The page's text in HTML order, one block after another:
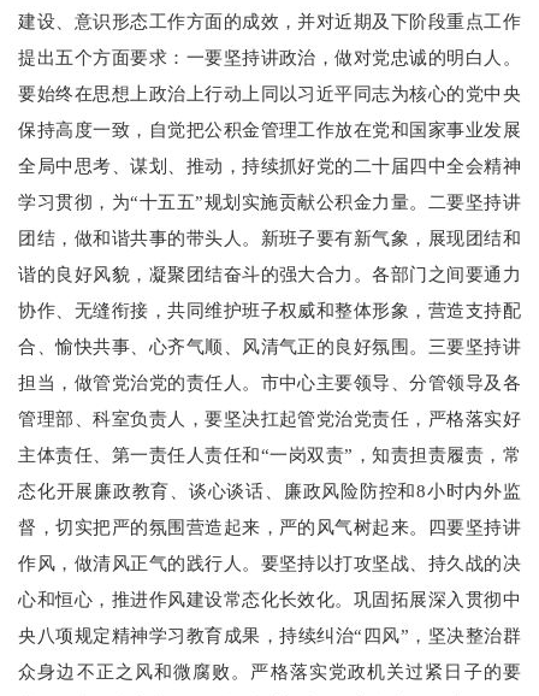
建设、意识形态工作方面的成效，并对近期及下阶段重点工作
提出五个方面要求：一要坚持讲政治，做对党忠诚的明白人。
要始终在思想上政治上行动上同以习近平同志为核心的党中央
保持高度一致，自觉把公积金管理工作放在党和国家事业发展
全局中思考、谋划、推动，持续抓好党的二十届四中全会精神
学习贯彻，为“十五五”规划实施贡献公积金力量。二要坚持讲
团结，做和谐共事的带头人。新班子要有新气象，展现团结和
谐的良好风貌，凝聚团结奋斗的强大合力。各部门之间要通力
协作、无缝衔接，共同维护班子权威和整体形象，营造支持配
合、愉快共事、心齐气顺、风清气正的良好氛围。三要坚持讲
担当，做管党治党的责任人。市中心主要领导、分管领导及各
管理部、科室负责人，要坚决扛起管党治党责任，严格落实好
主体责任、第一责任人责任和“一岗双责”，知责担责履责，常
态化开展廉政教育、谈心谈话、廉政风险防控和8小时内外监
督，切实把严的氛围营造起来，严的风气树起来。四要坚持讲
作风，做清风正气的践行人。要坚持以打攻坚战、持久战的决
心和恒心，推进作风建设常态化长效化。巩固拓展深入贯彻中
央八项规定精神学习教育成果，持续纠治“四风”，坚决整治群
众身边不正之风和微腐败。严格落实党政机关过紧日子的要